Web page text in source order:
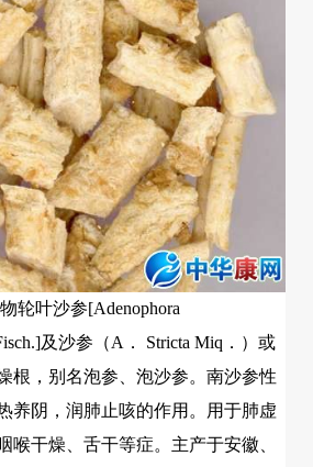
轮叶沙参[Adenophora
及沙参（A． Stricta Miq．）或
根，别名泡参、泡沙参。南沙参性
养阴，润肺止咳的作用。用于肺虚
喉干燥、舌干等症。主产于安徽、